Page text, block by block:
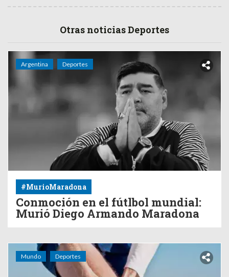
Otras noticias Deportes
Argentina Deportes
#MurioMaradona
Conmoción en el fútlbol mundial:
Murió Diego Armando Maradona
Mundo Deportes